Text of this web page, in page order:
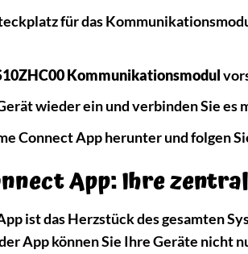
für das
Kommunikationsmodul
wieder ein und verbinden Sie
Connect App herunter und folgen
App: Ihre
ist das Herzstück des gesamten
App können Sie Ihre Geräte nicht